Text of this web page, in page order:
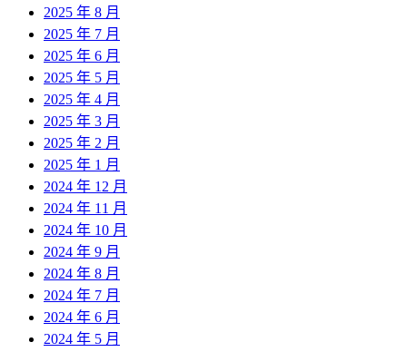
2025 年 8 月
2025 年 7 月
2025 年 6 月
2025 年 5 月
2025 年 4 月
2025 年 3 月
2025 年 2 月
2025 年 1 月
2024 年 12 月
2024 年 11 月
2024 年 10 月
2024 年 9 月
2024 年 8 月
2024 年 7 月
2024 年 6 月
2024 年 5 月